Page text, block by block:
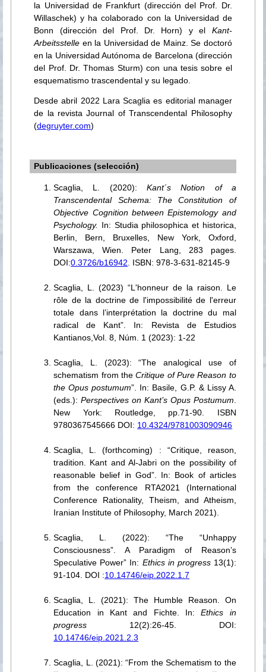
la Universidad de Frankfurt (dirección del Prof. Dr.
Willaschek) y ha colaborado con la Universidad de
Bonn (dirección del Prof. Dr. Horn) y el Kant-
Arbeitsstelle en la Universidad de Mainz. Se doctoró
en la Universidad Autónoma de Barcelona (dirección
del Prof. Dr. Thomas Sturm) con una tesis sobre el
esquematismo trascendental y su legado.
Desde abril 2022 Lara Scaglia es editorial manager
de la revista Journal of Transcendental Philosophy
(degruyter.com)
Publicaciones (selección)
Scaglia, L. (2020): Kant´s Notion of a
Transcendental Schema: The Constitution of
Objective Cognition between Epistemology and
Psychology. In: Studia philosophica et historica,
Berlin, Bern, Bruxelles, New York, Oxford,
Warszawa, Wien. Peter Lang, 283 pages.
DOI:0.3726/b16942 . ISBN: 978-3-631-82145-9
Scaglia, L. (2023) “L'honneur de la raison. Le
rôle de la doctrine de l'impossibilité de l'erreur
totale dans l’interprétation la doctrine du mal
radical de Kant”. In: Revista de Estudios
Kantianos,Vol. 8, Núm. 1 (2023): 1-22
Scaglia, L. (2023): “The analogical use of
schematism from theCritique of Pure Reason to
the Opus postumum”. In: Basile, G.P. & Lissy A.
(eds.):Perspectives on Kant’s Opus Postumum
New York: Routledge, pp.71-90. ISBN
9780367545666 DOI: 10.4324/9781003090946
Scaglia, L. (forthcoming) : “Critique, reason,
tradition. Kant and Al-Jabri on the possibility of
reasonable belief in God”. In: Book of articles
from the conference RTA2021 (International
Conference Rationality, Theism, and Atheism,
Iranian Institute of Philosophy, March 2021).
Scaglia, L. (2022): “The “Unhappy
Consciousness”. A Paradigm of Reason’s
Speculative Power” In: Ethics in progress 13(1):
91-104. DOI :10.14746/eip.2022.1.7
Scaglia, L. (2021): The Humble Reason. On
Education in Kant and Fichte. In:Ethics in
progress 12(2):26-45. DOI:
10.14746/eip.2021.2.3
Scaglia, L. (2021): “From the Schematism to the